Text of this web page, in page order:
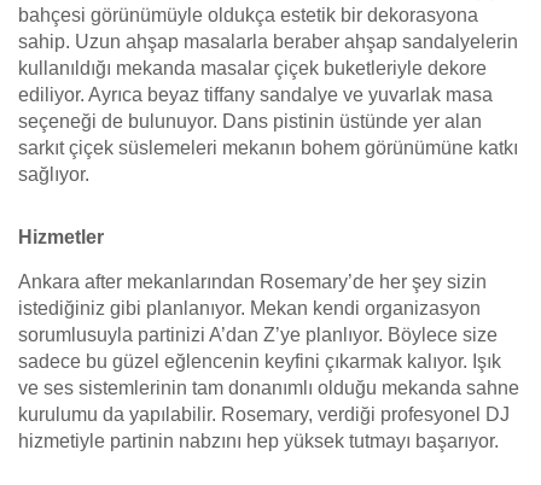
bahçesi görünümüyle oldukça estetik bir dekorasyona
sahip. Uzun ahşap masalarla beraber ahşap sandalyelerin
kullanıldığı mekanda masalar çiçek buketleriyle dekore
ediliyor. Ayrıca beyaz tiffany sandalye ve yuvarlak masa
seçeneği de bulunuyor. Dans pistinin üstünde yer alan
sarkıt çiçek süslemeleri mekanın bohem görünümüne katkı
sağlıyor.
Hizmetler
Ankara after mekanlarından Rosemary’de her şey sizin
istediğiniz gibi planlanıyor. Mekan kendi organizasyon
sorumlusuyla partinizi A’dan Z’ye planlıyor. Böylece size
sadece bu güzel eğlencenin keyfini çıkarmak kalıyor. Işık
ve ses sistemlerinin tam donanımlı olduğu mekanda sahne
kurulumu da yapılabilir. Rosemary, verdiği profesyonel DJ
hizmetiyle partinin nabzını hep yüksek tutmayı başarıyor.